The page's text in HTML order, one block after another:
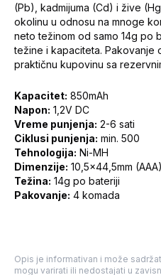
(Pb), kadmijuma (Cd) i žive
okolinu u odnosu na mnoge
neto težinom od samo 14g po
težine i kapaciteta. Pakovanje
praktičnu kupovinu sa
Kapacitet: 850mAh
Napon: 1,2V DC
Vreme punjenja: 2-6 sati
Ciklusi punjenja: min. 500
Tehnologija: Ni-MH
Dimenzije: 10,5x44,5mm (AAA)
Težina: 14g po bateriji
Pakovanje: 4 komada
Opis je informativan i može
mogu varirati ili nedostajati u